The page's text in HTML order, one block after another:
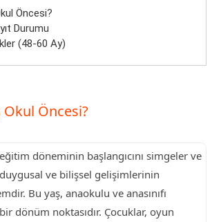
Öncesi?
Durumu
(48-60 Ay)
Okul Öncesi?
döneminin başlangıcını simgeler ve
ve bilişsel gelişimlerinin
Bu yaş, anaokulu ve anasınıfı
dönüm noktasıdır. Çocuklar, oyun